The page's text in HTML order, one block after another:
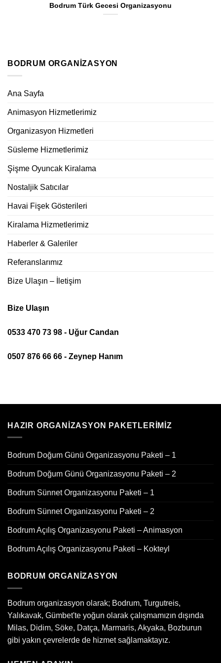
Bodrum Türk Gecesi Organizasyonu
BODRUM ORGANIZASYON
Ana Sayfa
Animasyon Hizmetlerimiz
Organizasyon Hizmetleri
Süsleme Hizmetlerimiz
Şişme Oyuncak Kiralama
Nostaljik Satıcılar
Havai Fişek Gösterileri
Kiralama Hizmetlerimiz
Haberler & Galeriler
Referanslarımız
Bize Ulaşın – İletişim
Bize Ulaşın
0533 470 73 98 - Uğur Candan
0507 876 66 66 - Zeynep Hanım
HAZIR ORGANIZASYON PAKETLERIMIZ
Bodrum Doğum Günü Organizasyonu Paketi – 1
Bodrum Doğum Günü Organizasyonu Paketi – 2
Bodrum Sünnet Organizasyonu Paketi – 1
Bodrum Sünnet Organizasyonu Paketi – 2
Bodrum Açılış Organizasyonu Paketi – Animasyon
Bodrum Açılış Organizasyonu Paketi – Kokteyl
BODRUM ORGANIZASYON
Bodrum organizasyon olarak; Bodrum, Turgutreis,
Yalıkavak, Gümbet'te yoğun olarak çalışmamızın dışında
Milas, Didim, Söke, Datça, Marmaris, Akyaka, Bozburun
gibi yakın çevrelerde de hizmet sağlamaktayız.